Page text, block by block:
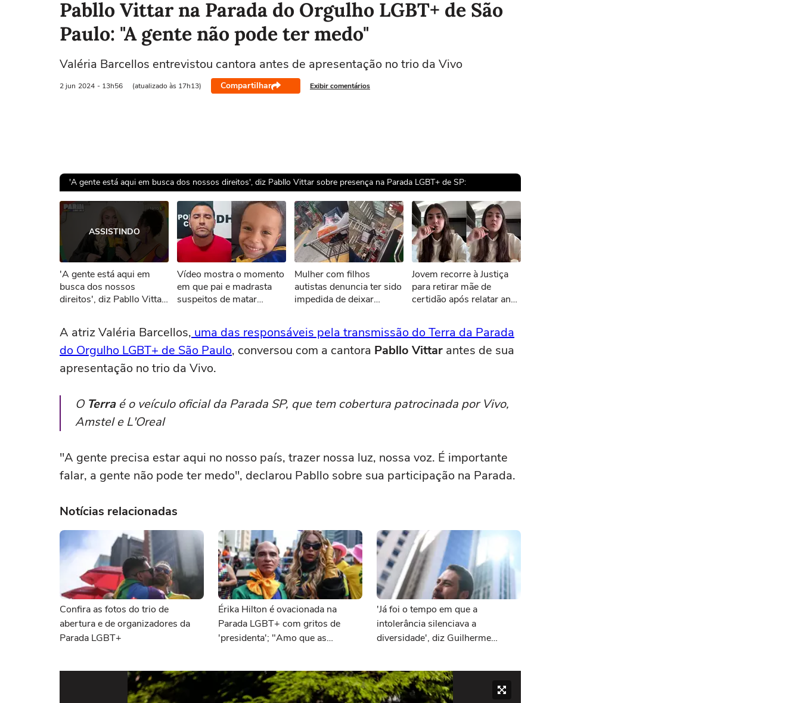
Pabllo Vittar na Parada do Orgulho LGBT+ de São
Paulo: "A gente não pode ter medo"
Valéria Barcellos entrevistou cantora antes de apresentação no trio da Vivo
2 jun 2024 - 13h56 (atualizado às 17h13) Compartilhar Exibir comentários
'A gente está aqui em busca dos nossos direitos', diz Pabllo Vittar sobre presença na Parada LGBT+ de SP:
Ops!
Não foi possível reproduzir o vídeo
Tentar novamente
ASSISTINDO
'A gente está aqui em
busca dos nossos
direitos', diz Pabllo Vittar
Vídeo mostra o momento
em que pai e madrasta
suspeitos de matar
Mulher com filhos
autistas denuncia ter sido
impedida de deixar
Jovem recorre à Justiça
para retirar mãe de
certidão após relatar anos
A atriz Valéria Barcellos, uma das responsáveis pela transmissão do Terra da Parada
do Orgulho LGBT+ de São Paulo, conversou com a cantora Pabllo Vittar antes de sua
apresentação no trio da Vivo.
O Terraé o veículo oficial da Parada SP, que tem cobertura patrocinada por Vivo,
Amstel e L'Oreal
"A gente precisa estar aqui no nosso país, trazer nossa luz, nossa voz. É importante
falar, a gente não pode ter medo", declarou Pabllo sobre sua participação na Parada.
Notícias relacionadas
Confira as fotos do trio de
abertura e de organizadores da
Parada LGBT+
Érika Hilton é ovacionada na
Parada LGBT+ com gritos de
'presidenta'; "Amo que as
'Já foi o tempo em que a
intolerância silenciava a
diversidade', diz Guilherme